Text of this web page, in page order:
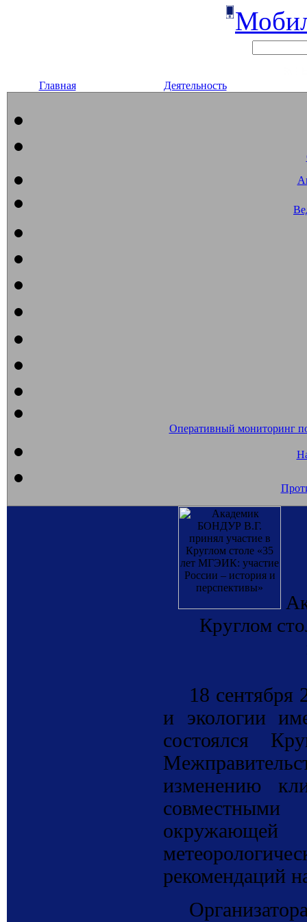
Главная Деятельность
Оперативный мониторинг
Круглом
18 сентября
и экологии
состоялся
изменению
рекомендаций